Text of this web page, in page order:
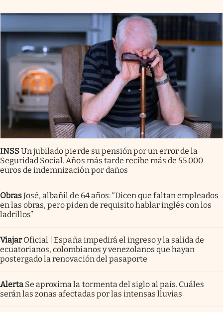
INSSUn jubilado pierde su pensión por un error de la
Seguridad Social. Años más tarde recibe más de 55.000
euros de indemnización por daños
ObrasJosé, albañil de 64 años: “Dicen que faltan empleados
en las obras, pero piden de requisito hablar inglés con los
ladrillos”
Viajar Oficial | España impedirá el ingreso y la salida de
ecuatorianos, colombianos y venezolanos que hayan
postergado la renovación del pasaporte
Alerta Se aproxima la tormenta del siglo al país. Cuáles
serán las zonas afectadas por las intensas lluvias